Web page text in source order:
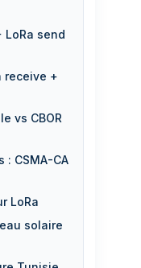
LoRa send
receive +
vs CBOR
: CSMA-CA
LoRa
solaire